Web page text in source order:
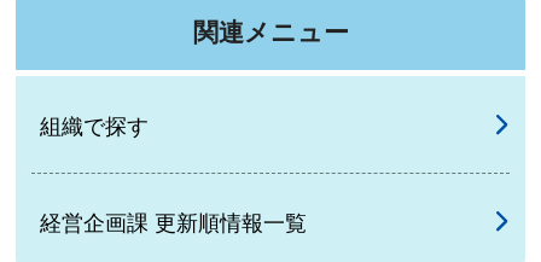
関連メニュー
組織で探す
経営企画課 更新順情報一覧